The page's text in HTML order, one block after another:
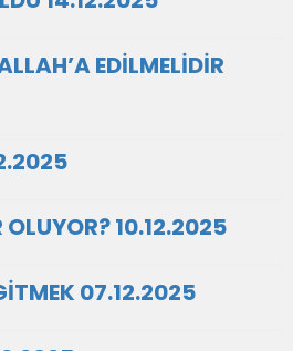
EDİLMELİDİR
10.12.2025
07.12.2025